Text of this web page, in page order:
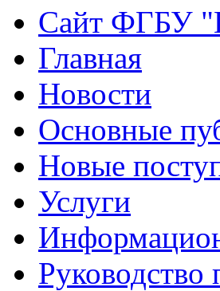
Сайт ФГБУ
Главная
Новости
Основные
Новые
Услуги